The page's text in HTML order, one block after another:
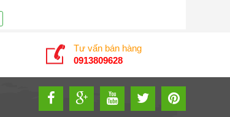
Tư vấn bán hàng
0913809628